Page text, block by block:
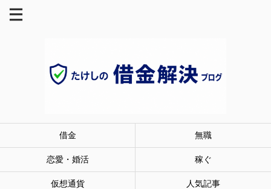
借金 無職
恋愛・婚活 稼ぐ
仮想通貨 人気記事